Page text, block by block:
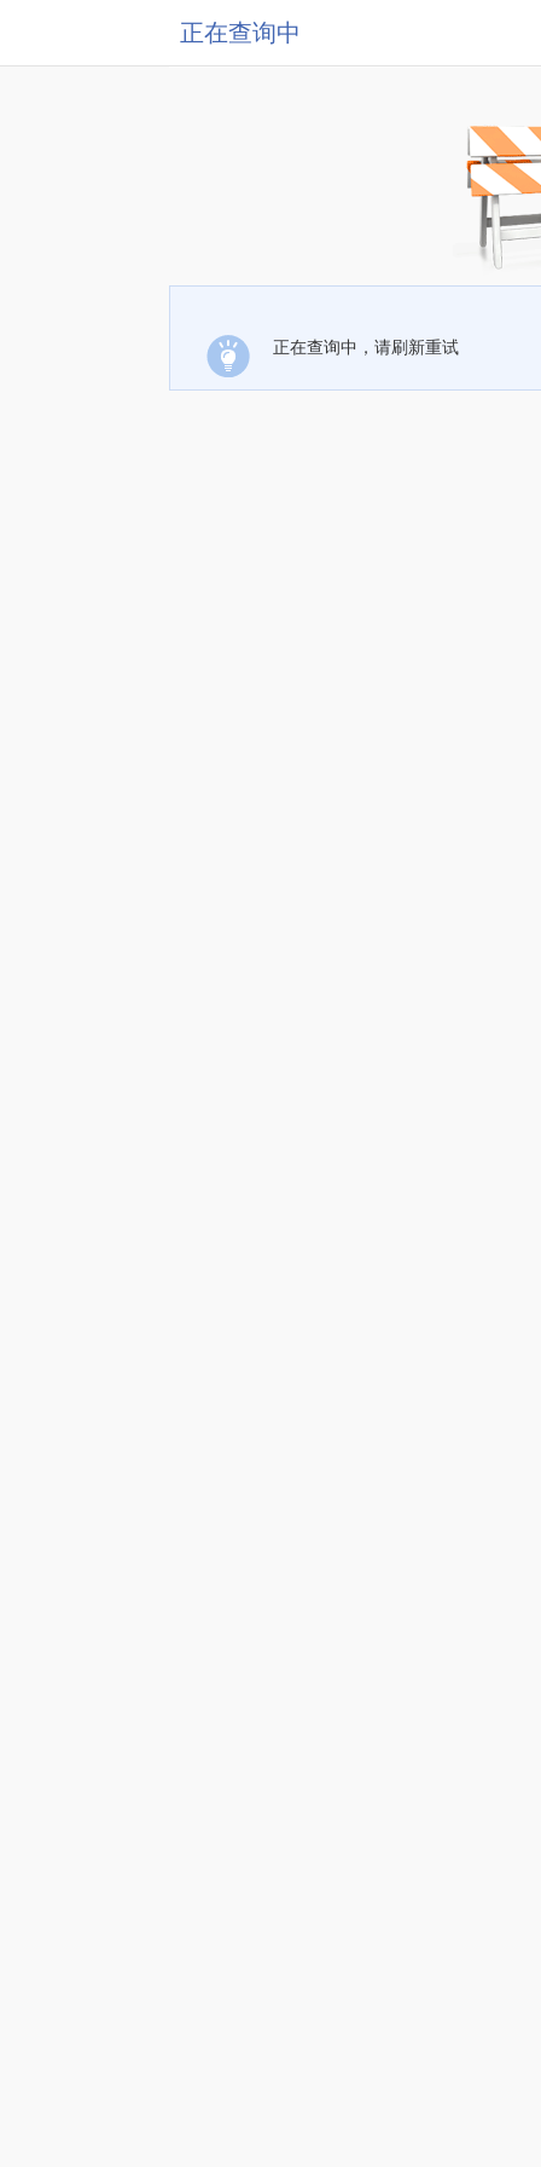
正在查询中
正在查询中，请刷新重试